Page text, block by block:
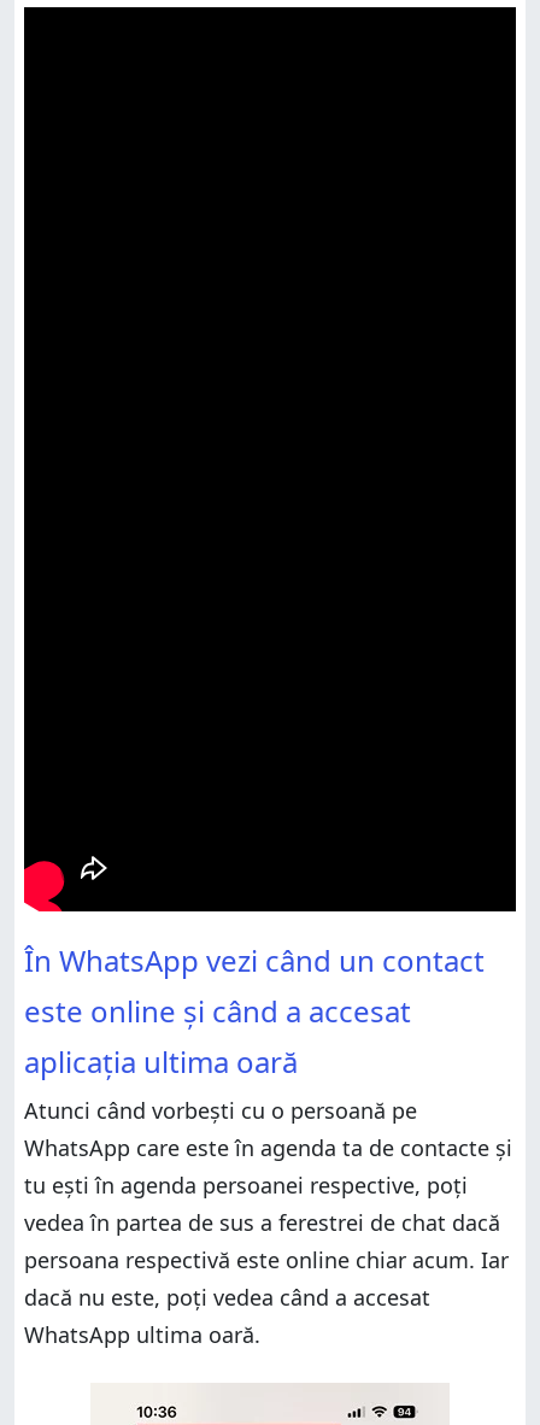
a accesat aplicația ultima oară
ultima accesare și starea online
dacă și-a setat WhatsApp să fie “invizibil”?
Tu cum ți-ai setat WhatsApp?
În WhatsApp vezi când un contact
este online și când a accesat
aplicația ultima oară
Atunci când vorbești cu o persoană pe
WhatsApp care este în agenda ta de contacte și
tu ești în agenda persoanei respective, poți
vedea în partea de sus a ferestrei de chat dacă
persoana respectivă este online chiar acum. Iar
dacă nu este, poți vedea când a accesat
WhatsApp ultima oară.